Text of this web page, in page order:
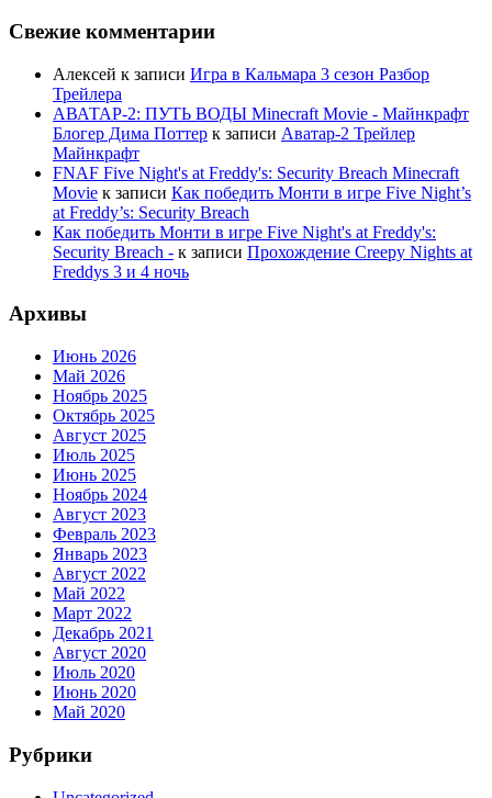
Свежие комментарии
Алексей к записи Игра в Кальмара 3 сезон Разбор
Трейлера
АВАТАР-2: ПУТЬ ВОДЫ Minecraft Movie - Майнкрафт
Блогер Дима Поттер к записи Аватар-2 Трейлер
Майнкрафт
FNAF Five Night's at Freddy's: Security Breach Minecraft
Movie к записи Как победить Монти в игре Five Night’s
at Freddy’s: Security Breach
Как победить Монти в игре Five Night's at Freddy's:
Security Breach - к записи Прохождение Creepy Nights at
Freddys 3 и 4 ночь
Архивы
Июнь 2026
Май 2026
Ноябрь 2025
Октябрь 2025
Август 2025
Июль 2025
Июнь 2025
Ноябрь 2024
Август 2023
Февраль 2023
Январь 2023
Август 2022
Май 2022
Март 2022
Декабрь 2021
Август 2020
Июль 2020
Июнь 2020
Май 2020
Рубрики